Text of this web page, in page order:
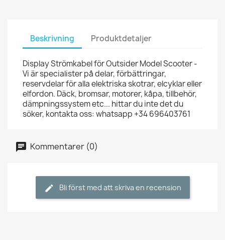
Beskrivning Produktdetaljer
Display Strömkabel för Outsider Model Scooter -
Vi är specialister på delar, förbättringar,
reservdelar för alla elektriska skotrar, elcyklar eller
elfordon. Däck, bromsar, motorer, kåpa, tillbehör,
dämpningssystem etc... hittar du inte det du
söker, kontakta oss: whatsapp +34 696403761
Kommentarer (0)
Bli först med att skriva en recension